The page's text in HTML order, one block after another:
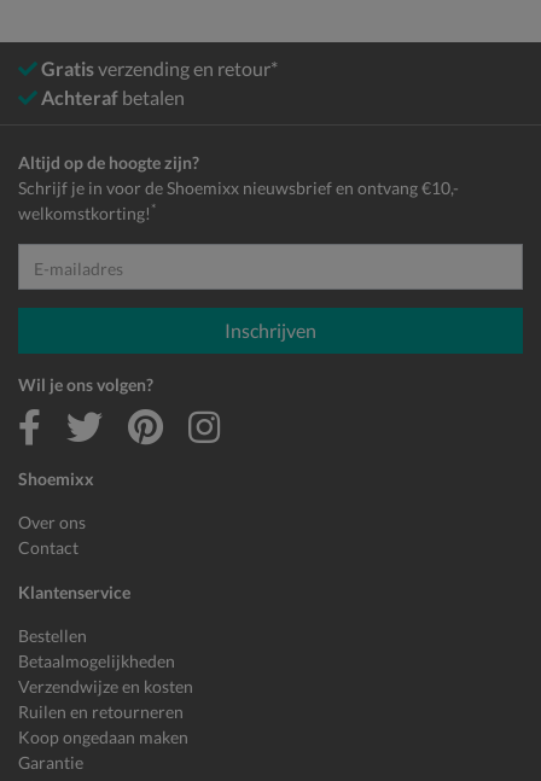
Gratisverzending en retour*
Achteraf betalen
Shoemixx
Over ons
Contact
Klantenservice
Bestellen
Betaalmogelijkheden
Verzendwijze en kosten
Ruilen en retourneren
Koop ongedaan maken
Garantie
Altijd op de hoogte zijn?
Schrijf je in voor de Shoemixx nieuwsbrief en ontvang €10,-
welkomstkorting! *
E-mailadres
Inschrijven
Wil je ons volgen?